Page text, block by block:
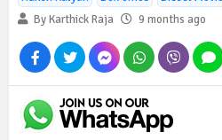
By Karthick Raja
9 months ago